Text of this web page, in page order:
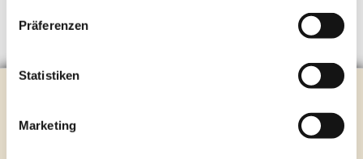
Präferenzen
Statistiken
Marketing
Tel.:0 52 04 / 36 28